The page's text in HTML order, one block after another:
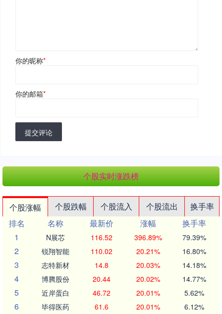
你的昵称*
你的邮箱*
提交评论
个股实时涨跌榜
个股涨幅 个股跌幅 个股流入 个股流出
换手率
排名
名称 最新价 涨幅
换手率
1
N展芯 116.52 396.89% 79.39%
2 锐翔智能 110.02 20.21% 16.80%
3 志特新材 14.8 20.03% 14.18%
4 博腾股份 20.44 20.02% 14.77%
5 近岸蛋白 46.72 20.01% 5.62%
6 毕得医药 61.6 20.01% 6.12%